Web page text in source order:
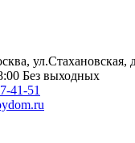
ул.Стахановская,
Без выходных
41-51